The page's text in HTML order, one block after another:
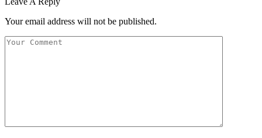
Your email address will not be published.